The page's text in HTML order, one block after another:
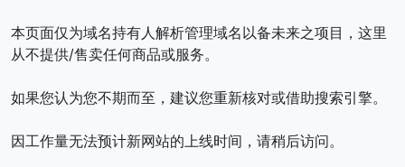
本页面仅为域名持有人解析管理域名以备未来之项目，这里
从不提供/售卖任何商品或服务。
如果您认为您不期而至，建议您重新核对或借助搜索引擎。
因工作量无法预计新网站的上线时间，请稍后访问。